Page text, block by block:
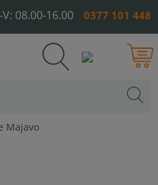
V: 08.00-16.00 0377 101 448
Majavo